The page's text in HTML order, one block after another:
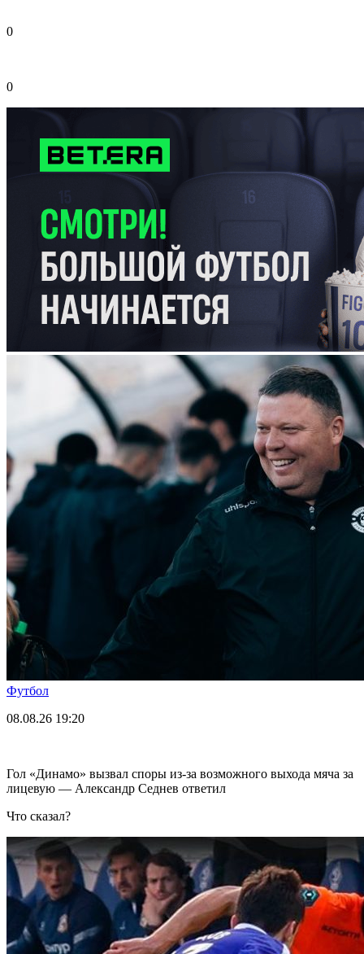
0
0
Футбол
08.08.26 19:20
Гол «Динамо» вызвал споры из-за возможного выхода мяча за
лицевую — Александр Седнев ответил
Что сказал?